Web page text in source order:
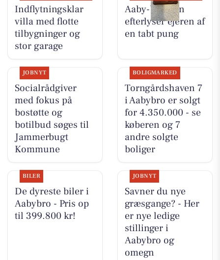
Indflytningsklar
villa med flotte
tilbygninger og
stor garage
Aaby-bageren
efterlyser ejeren af
en tabt pung
JOBNYT
Socialrådgiver
med fokus på
bostøtte og
botilbud søges til
Jammerbugt
Kommune
BOLIGMARKED
Torngårdshaven 7
i Aabybro er solgt
for 4.350.000 - se
køberen og 7
andre solgte
boliger
BILER
De dyreste biler i
Aabybro - Pris op
til 399.800 kr!
JOBNYT
Savner du nye
græsgange? - Her
er nye ledige
stillinger i
Aabybro og
omegn